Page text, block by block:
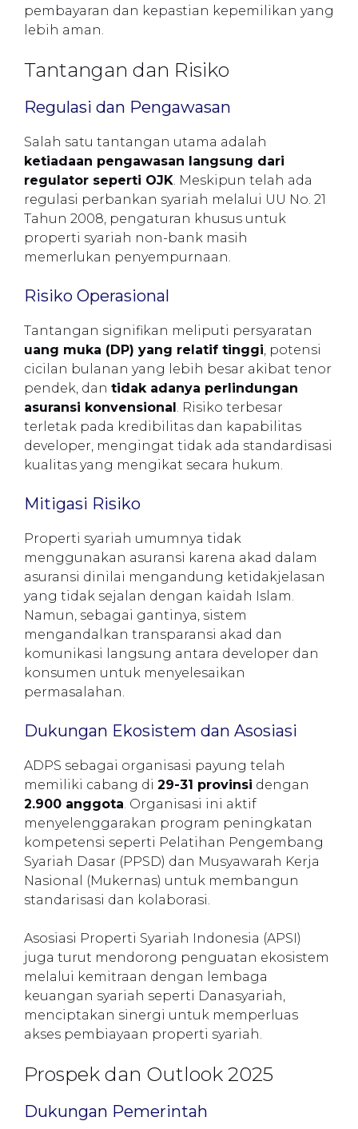
pembayaran dan kepastian kepemilikan yang
lebih aman.
Tantangan dan Risiko
Regulasi dan Pengawasan
Salah satu tantangan utama adalah
ketiadaan pengawasan langsung dari
regulator seperti OJK. Meskipun telah ada
regulasi perbankan syariah melalui UU No. 21
Tahun 2008, pengaturan khusus untuk
properti syariah non-bank masih
memerlukan penyempurnaan.
Risiko Operasional
Tantangan signifikan meliputi persyaratan
uang muka (DP) yang relatif tinggi, potensi
cicilan bulanan yang lebih besar akibat tenor
pendek, dan tidak adanya perlindungan
asuransi konvensional. Risiko terbesar
terletak pada kredibilitas dan kapabilitas
developer, mengingat tidak ada standardisasi
kualitas yang mengikat secara hukum.
Mitigasi Risiko
Properti syariah umumnya tidak
menggunakan asuransi karena akad dalam
asuransi dinilai mengandung ketidakjelasan
yang tidak sejalan dengan kaidah Islam.
Namun, sebagai gantinya, sistem
mengandalkan transparansi akad dan
komunikasi langsung antara developer dan
konsumen untuk menyelesaikan
permasalahan.
Dukungan Ekosistem dan Asosiasi
ADPS sebagai organisasi payung telah
memiliki cabang di 29-31 provinsi dengan
2.900 anggota. Organisasi ini aktif
menyelenggarakan program peningkatan
kompetensi seperti Pelatihan Pengembang
Syariah Dasar (PPSD) dan Musyawarah Kerja
Nasional (Mukernas) untuk membangun
standarisasi dan kolaborasi.
Asosiasi Properti Syariah Indonesia (APSI)
juga turut mendorong penguatan ekosistem
melalui kemitraan dengan lembaga
keuangan syariah seperti Danasyariah,
menciptakan sinergi untuk memperluas
akses pembiayaan properti syariah.
Prospek dan Outlook 2025
Dukungan Pemerintah